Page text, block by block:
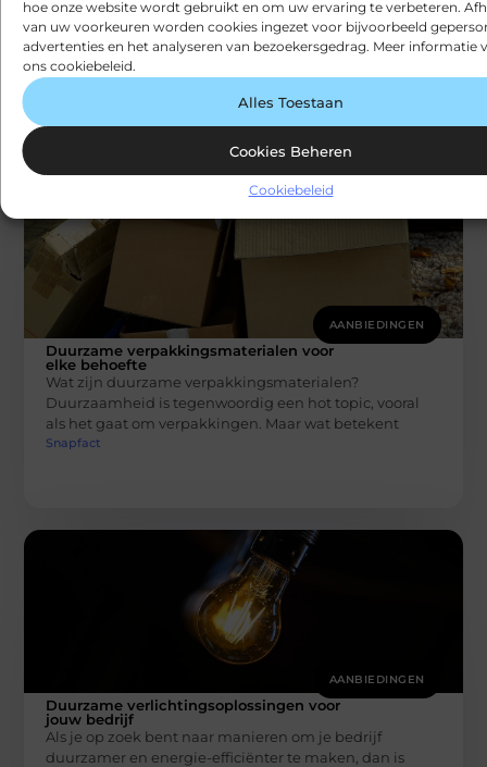
hoe onze website wordt gebruikt en om uw ervaring te verbeteren.
van uw voorkeuren worden cookies ingezet voor bijvoorbeeld
advertenties en het analyseren van bezoekersgedrag. Meer informatie
ons cookiebeleid.
Alles Toestaan
Cookies Beheren
Cookiebeleid
én zorg je voor veiligheid
In veel organisaties zijn fysieke sleutels nog steeds
onmisbaar. Denk aan de toegang tot gebouwen,
opslagruimtes, voertuigen of technische installaties.
AANBIEDINGEN
Duurzame verpakkingsmaterialen voor
elke behoefte
Wat zijn duurzame verpakkingsmaterialen?
Duurzaamheid is tegenwoordig een hot topic, vooral
als het gaat om verpakkingen. Maar wat betekent
Snapfact
AANBIEDINGEN
Duurzame verlichtingsoplossingen voor
jouw bedrijf
Als je op zoek bent naar manieren om je bedrijf
duurzamer en energie-efficiënter te maken, dan is